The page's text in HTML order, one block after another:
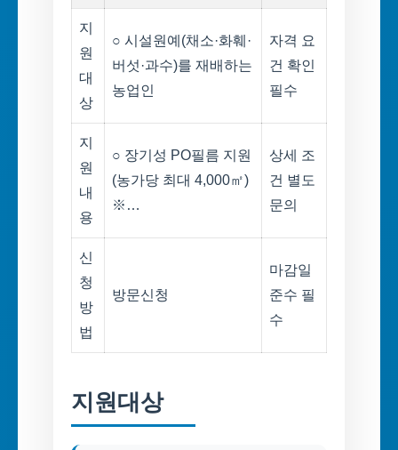
지
원
대
상
○ 시설원예(채소·화훼·
버섯·과수)를 재배하는
농업인
자격 요
건 확인
필수
지
원
내
용
○ 장기성 PO필름 지원
(농가당 최대 4,000㎡)
※…
상세 조
건 별도
문의
신
청
방
법
방문신청
마감일
준수 필
수
지원대상